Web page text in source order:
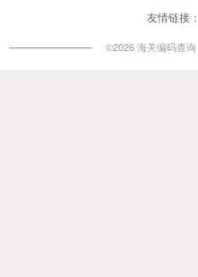
友情链接：
©2026 海关编码查询